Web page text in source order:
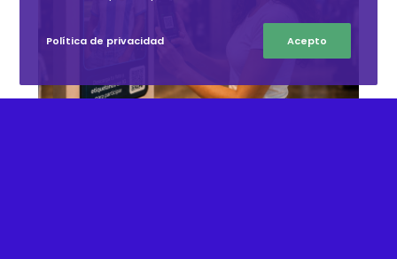
Política de privacidad Acepto